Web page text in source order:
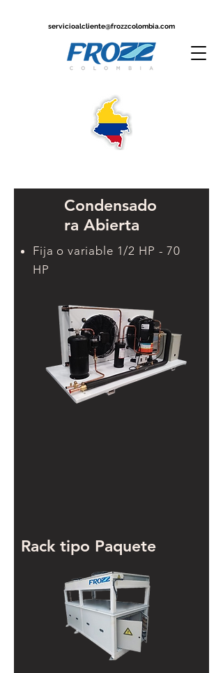
servicioalcliente@frozzcolombia.com
Condensado
ra Abierta
Fija o variable 1/2 HP - 70
HP
Rack tipo Paquete